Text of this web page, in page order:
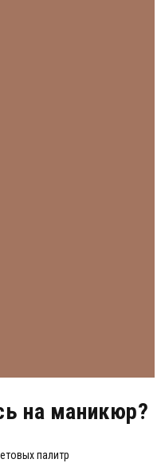
на маникюр?
палитр